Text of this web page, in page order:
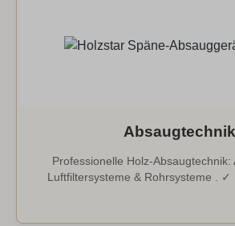
Absaugtechnik
Professionelle Holz-Absaugtechnik:
Luftfiltersysteme & Rohrsysteme . ✓